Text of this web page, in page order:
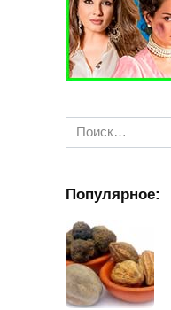
Search
for:
Популярное: